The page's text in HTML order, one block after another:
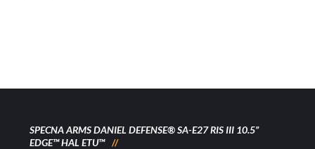
SPECNA ARMS DANIEL DEFENSE® SA-E27 RIS III 10.5”
EDGE™ HAL ETU™